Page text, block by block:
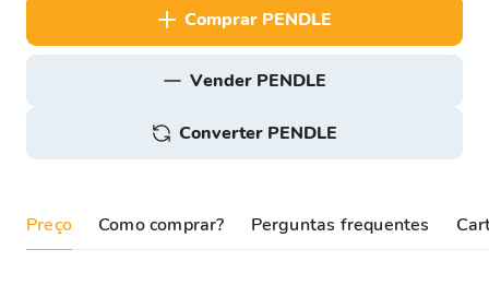
comprar PENDLE
vender PENDLE
Converter PENDLE
Preço Como comprar? Perguntas frequentes